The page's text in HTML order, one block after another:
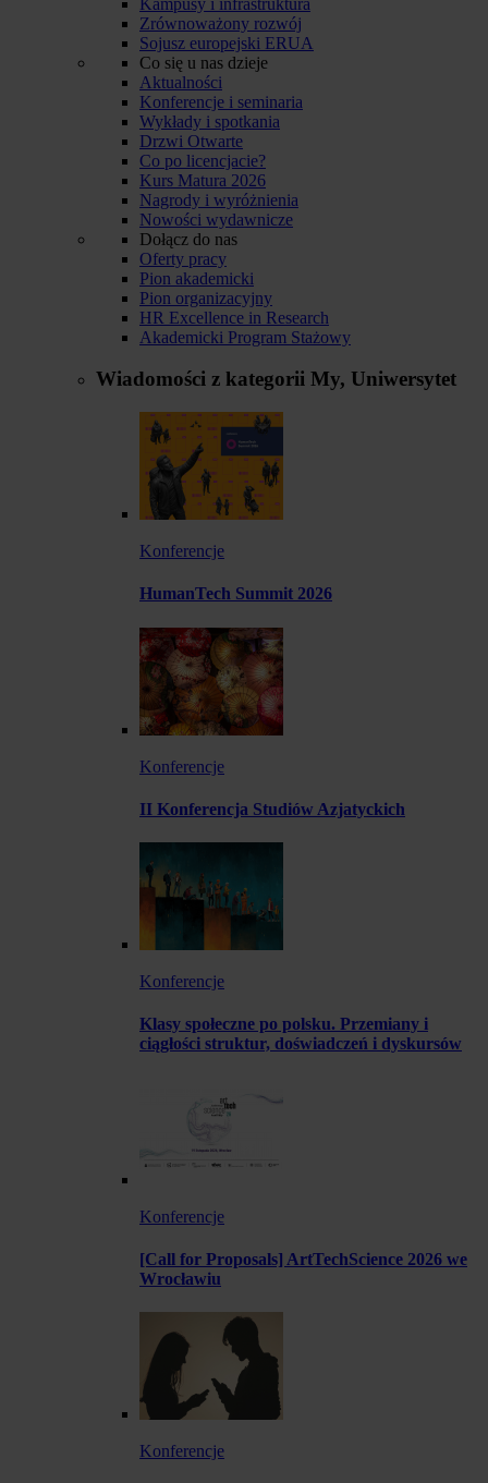
Zrównoważony rozwój
Sojusz europejski ERUA
Co się u nas dzieje
Aktualności
Konferencje i seminaria
Wykłady i spotkania
Drzwi Otwarte
Co po licencjacie?
Kurs Matura 2026
Nagrody i wyróżnienia
Nowości wydawnicze
Dołącz do nas
Oferty pracy
Pion akademicki
Pion organizacyjny
HR Excellence in Research
Akademicki Program Stażowy
Wiadomości z kategorii My, Uniwersytet
Konferencje
HumanTech Summit 2026
Konferencje
II Konferencja Studiów Azjatyckich
Konferencje
Klasy społeczne po polsku. Przemiany i
ciągłości struktur, doświadczeń i dyskursów
Konferencje
[Call for Proposals] ArtTechScience 2026 we
Wrocławiu
Konferencje